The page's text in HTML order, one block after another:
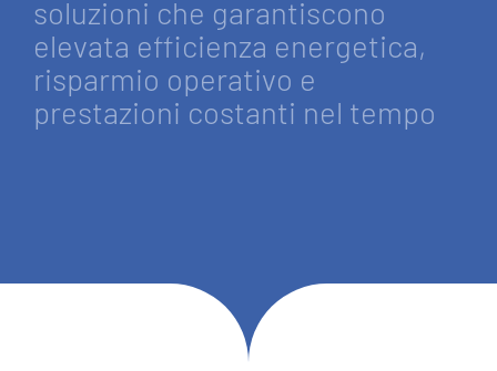
soluzioni che garantiscono
elevata efficienza energetica,
risparmio operativo e
prestazioni costanti nel tempo